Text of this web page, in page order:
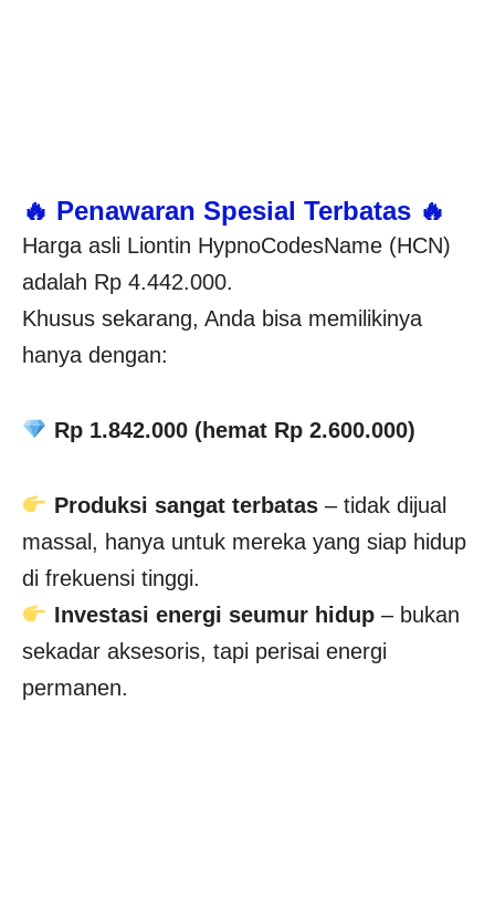
🔥 Penawaran Spesial Terbatas 🔥
Harga asli Liontin HypnoCodesName (HCN)
adalah Rp 4.442.000.
Khusus sekarang, Anda bisa memilikinya
hanya dengan:
Rp 1.842.000 (hemat Rp 2.600.000)
Produksi sangat terbatas– tidak dijual
massal, hanya untuk mereka yang siap hidup
di frekuensi tinggi.
Investasi energi seumur hidup– bukan
sekadar aksesoris, tapi perisai energi
permanen.